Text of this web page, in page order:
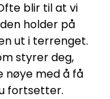
blir til at vi
holder på
ut i terrenget.
styrer deg,
nøye med å få
fortsetter.